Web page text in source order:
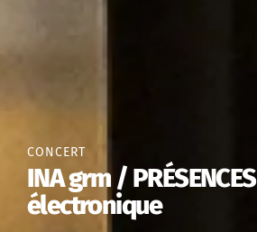
CONCERT
INA grm / PRÉSENCES
électronique